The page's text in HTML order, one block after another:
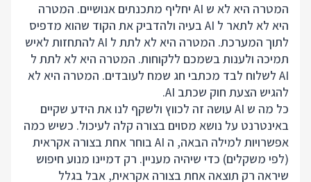
המטרה היא לא ש AI יחליף מתכנתים אנושיים. המטרה
היא לא לתאר ל AI בעיה ולהדביק את הקוד שהוא מדפיס
לתוך המערכת. המטרה היא לא לתת ל AI להתחזות לאיש
תמיכה ולענות בשמכם ללקוחות. המטרה היא לא לתת ל
AI לשלוח לבד מכתבי חג שמח לעובדים. המטרה היא לא
להגיש הצעת חוק שכתב AI.
כל מה ש AI עושה זה לכווץ ולשקף לנו את הידע שקיים
באינטרנט על נושא מסוים בצורה קלה לעיכול. כשיש כמה
אפשרויות למילה הבאה, ה AI בוחר אחת בצורה אקראית
(לפי משקלים) כדי שיהיה מעניין. רק דמיינו מנוע חיפוש
שיראה רק תוצאה אחת בצורה אקראית, אבל בגלל